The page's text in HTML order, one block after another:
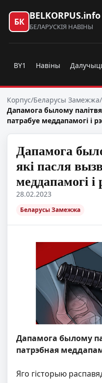
БК
BELKORPUS.info
БЕЛАРУСКІЯ НАВІНЫ
BY1 Навіны
Корпус/Беларусы Замежжа/
Дапамога былому
патрабуе меддапамогі і
Дапамога
які пасля
меддапамогі і
28.02.2023
Беларусы Замежжа
Дапамога былому
патрэбная
Яго гісторыю